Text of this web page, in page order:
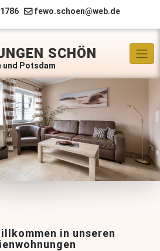
fewo.schoen@web.de
SCHÖN
in unseren